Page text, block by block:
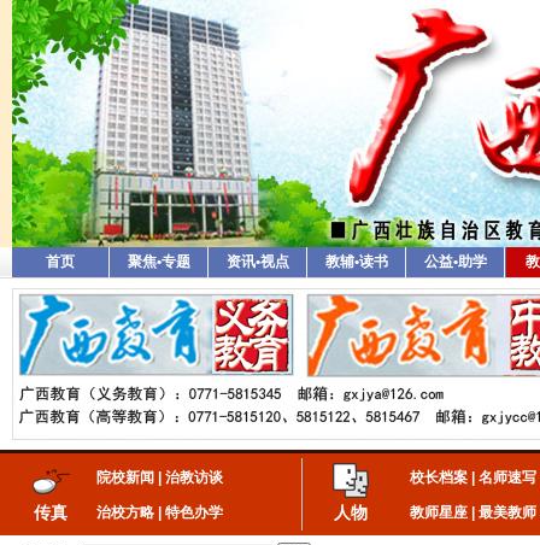
首页 聚焦•专题 资讯•视点 教辅•读书 公益•助学
传真
院校新闻 治教访谈
治校方略 特色办学 人物
校长档案 名师速写
教师星座 最美教师